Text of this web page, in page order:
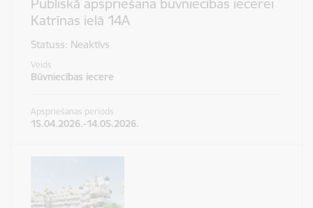
Publiskā apspriešana būvniecības iecerei
Katrīnas ielā 14A
Statuss: Neaktīvs
Veids
Būvniecības iecere
Apspriešanas periods
15.04.2026.-14.05.2026.